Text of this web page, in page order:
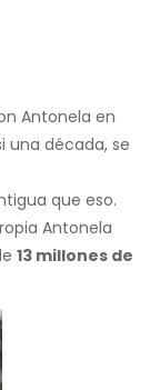
Antonela en
una década, se
que eso.
Antonela
13 millones de